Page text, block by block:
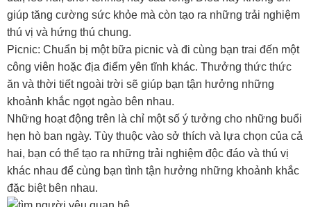
giúp tăng cường sức khỏe mà còn tạo ra những trải nghiệm
thú vị và hứng thú chung.
Picnic: Chuẩn bị một bữa picnic và đi cùng bạn trai đến một
công viên hoặc địa điểm yên tĩnh khác. Thưởng thức thức
ăn và thời tiết ngoài trời sẽ giúp bạn tận hưởng những
khoảnh khắc ngọt ngào bên nhau.
Những hoạt động trên là chỉ một số ý tưởng cho những buổi
hẹn hò ban ngày. Tùy thuộc vào sở thích và lựa chọn của cả
hai, bạn có thể tạo ra những trải nghiệm độc đáo và thú vị
khác nhau để cùng bạn tình tận hưởng những khoảnh khắc
đặc biệt bên nhau.